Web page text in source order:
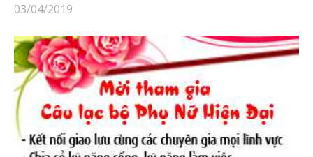
03/04/2019